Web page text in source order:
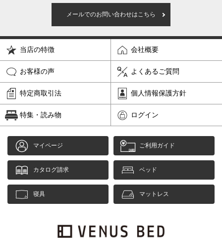
メールでのお問い合わせはこちら
当店の特徴 会社概要
お客様の声 よくあるご質問
特定商取引法 個人情報保護方針
特集・読み物 ログイン
マイページ ご利用ガイド
カタログ請求 ベッド
寝具 マットレス